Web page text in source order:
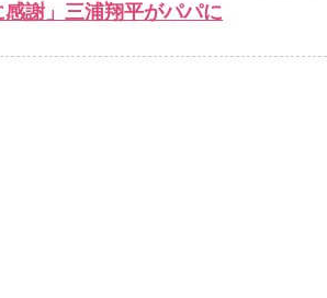
謝」三浦翔平がパパに